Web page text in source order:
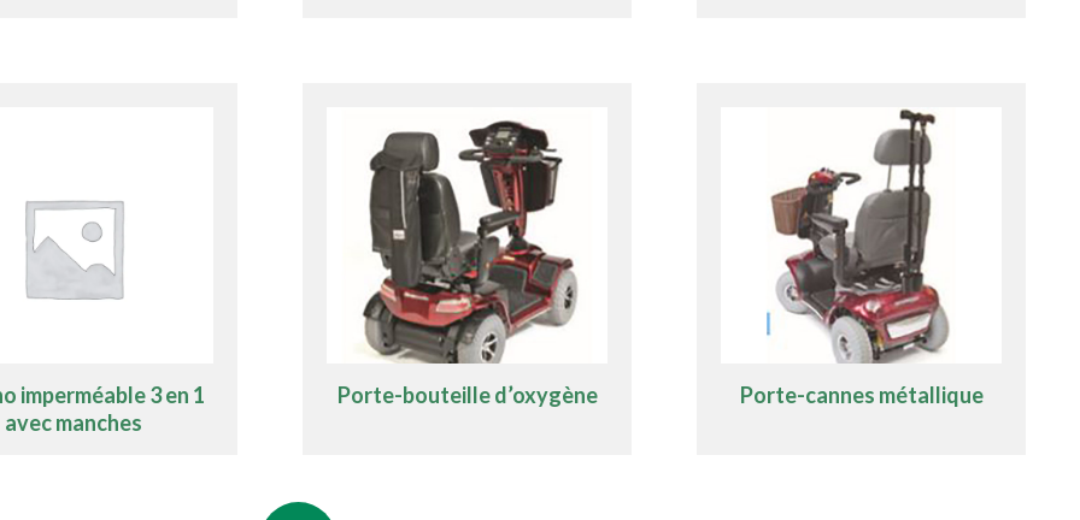
imperméable 3 en 1
avec manches
Porte-bouteille d’oxygène Porte-cannes métallique